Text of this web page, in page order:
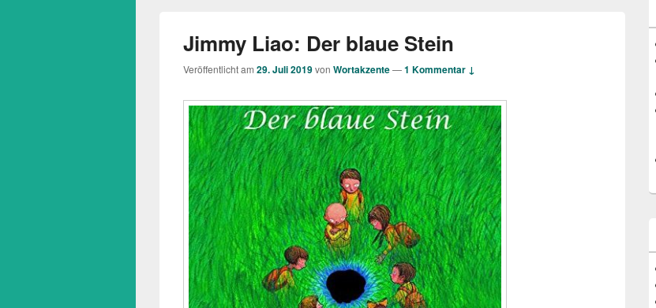
Jimmy Liao: Der blaue Stein
Veröffentlicht am 29. Juli 2019von Wortakzente—1 Kommentar ↓